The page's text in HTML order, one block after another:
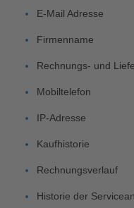
E-Mail Adresse
Firmenname
Rechnungs- und
Mobiltelefon
IP-Adresse
Kaufhistorie
Rechnungsverlauf
Historie der